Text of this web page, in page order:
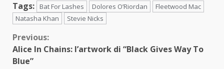
Tags:
Bat For Lashes Dolores O’Riordan
Fleetwood Mac
Natasha Khan
Stevie Nicks
Continue
Reading
Previous:
Alice In Chains: l’artwork di “Black Gives Way To
Blue”